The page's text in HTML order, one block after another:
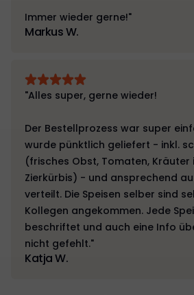
Immer wieder gerne!"
Markus W.
"Alles super, gerne wieder!
Der Bestellprozess war super
wurde pünktlich geliefert - inkl.
(frisches Obst, Tomaten, Kräuter
Zierkürbis) - und ansprechend
verteilt. Die Speisen selber sind
Kollegen angekommen. Jede
beschriftet und auch eine Info
nicht gefehlt."
Katja W.